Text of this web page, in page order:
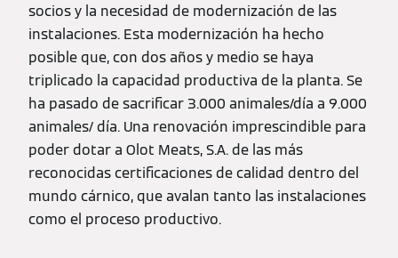
socios y la necesidad de modernización de las
instalaciones. Esta modernización ha hecho
posible que, con dos años y medio se haya
triplicado la capacidad productiva de la planta. Se
ha pasado de sacrificar 3.000 animales/día a 9.000
animales/ día. Una renovación imprescindible para
poder dotar a Olot Meats, S.A. de las más
reconocidas certificaciones de calidad dentro del
mundo cárnico, que avalan tanto las instalaciones
como el proceso productivo.